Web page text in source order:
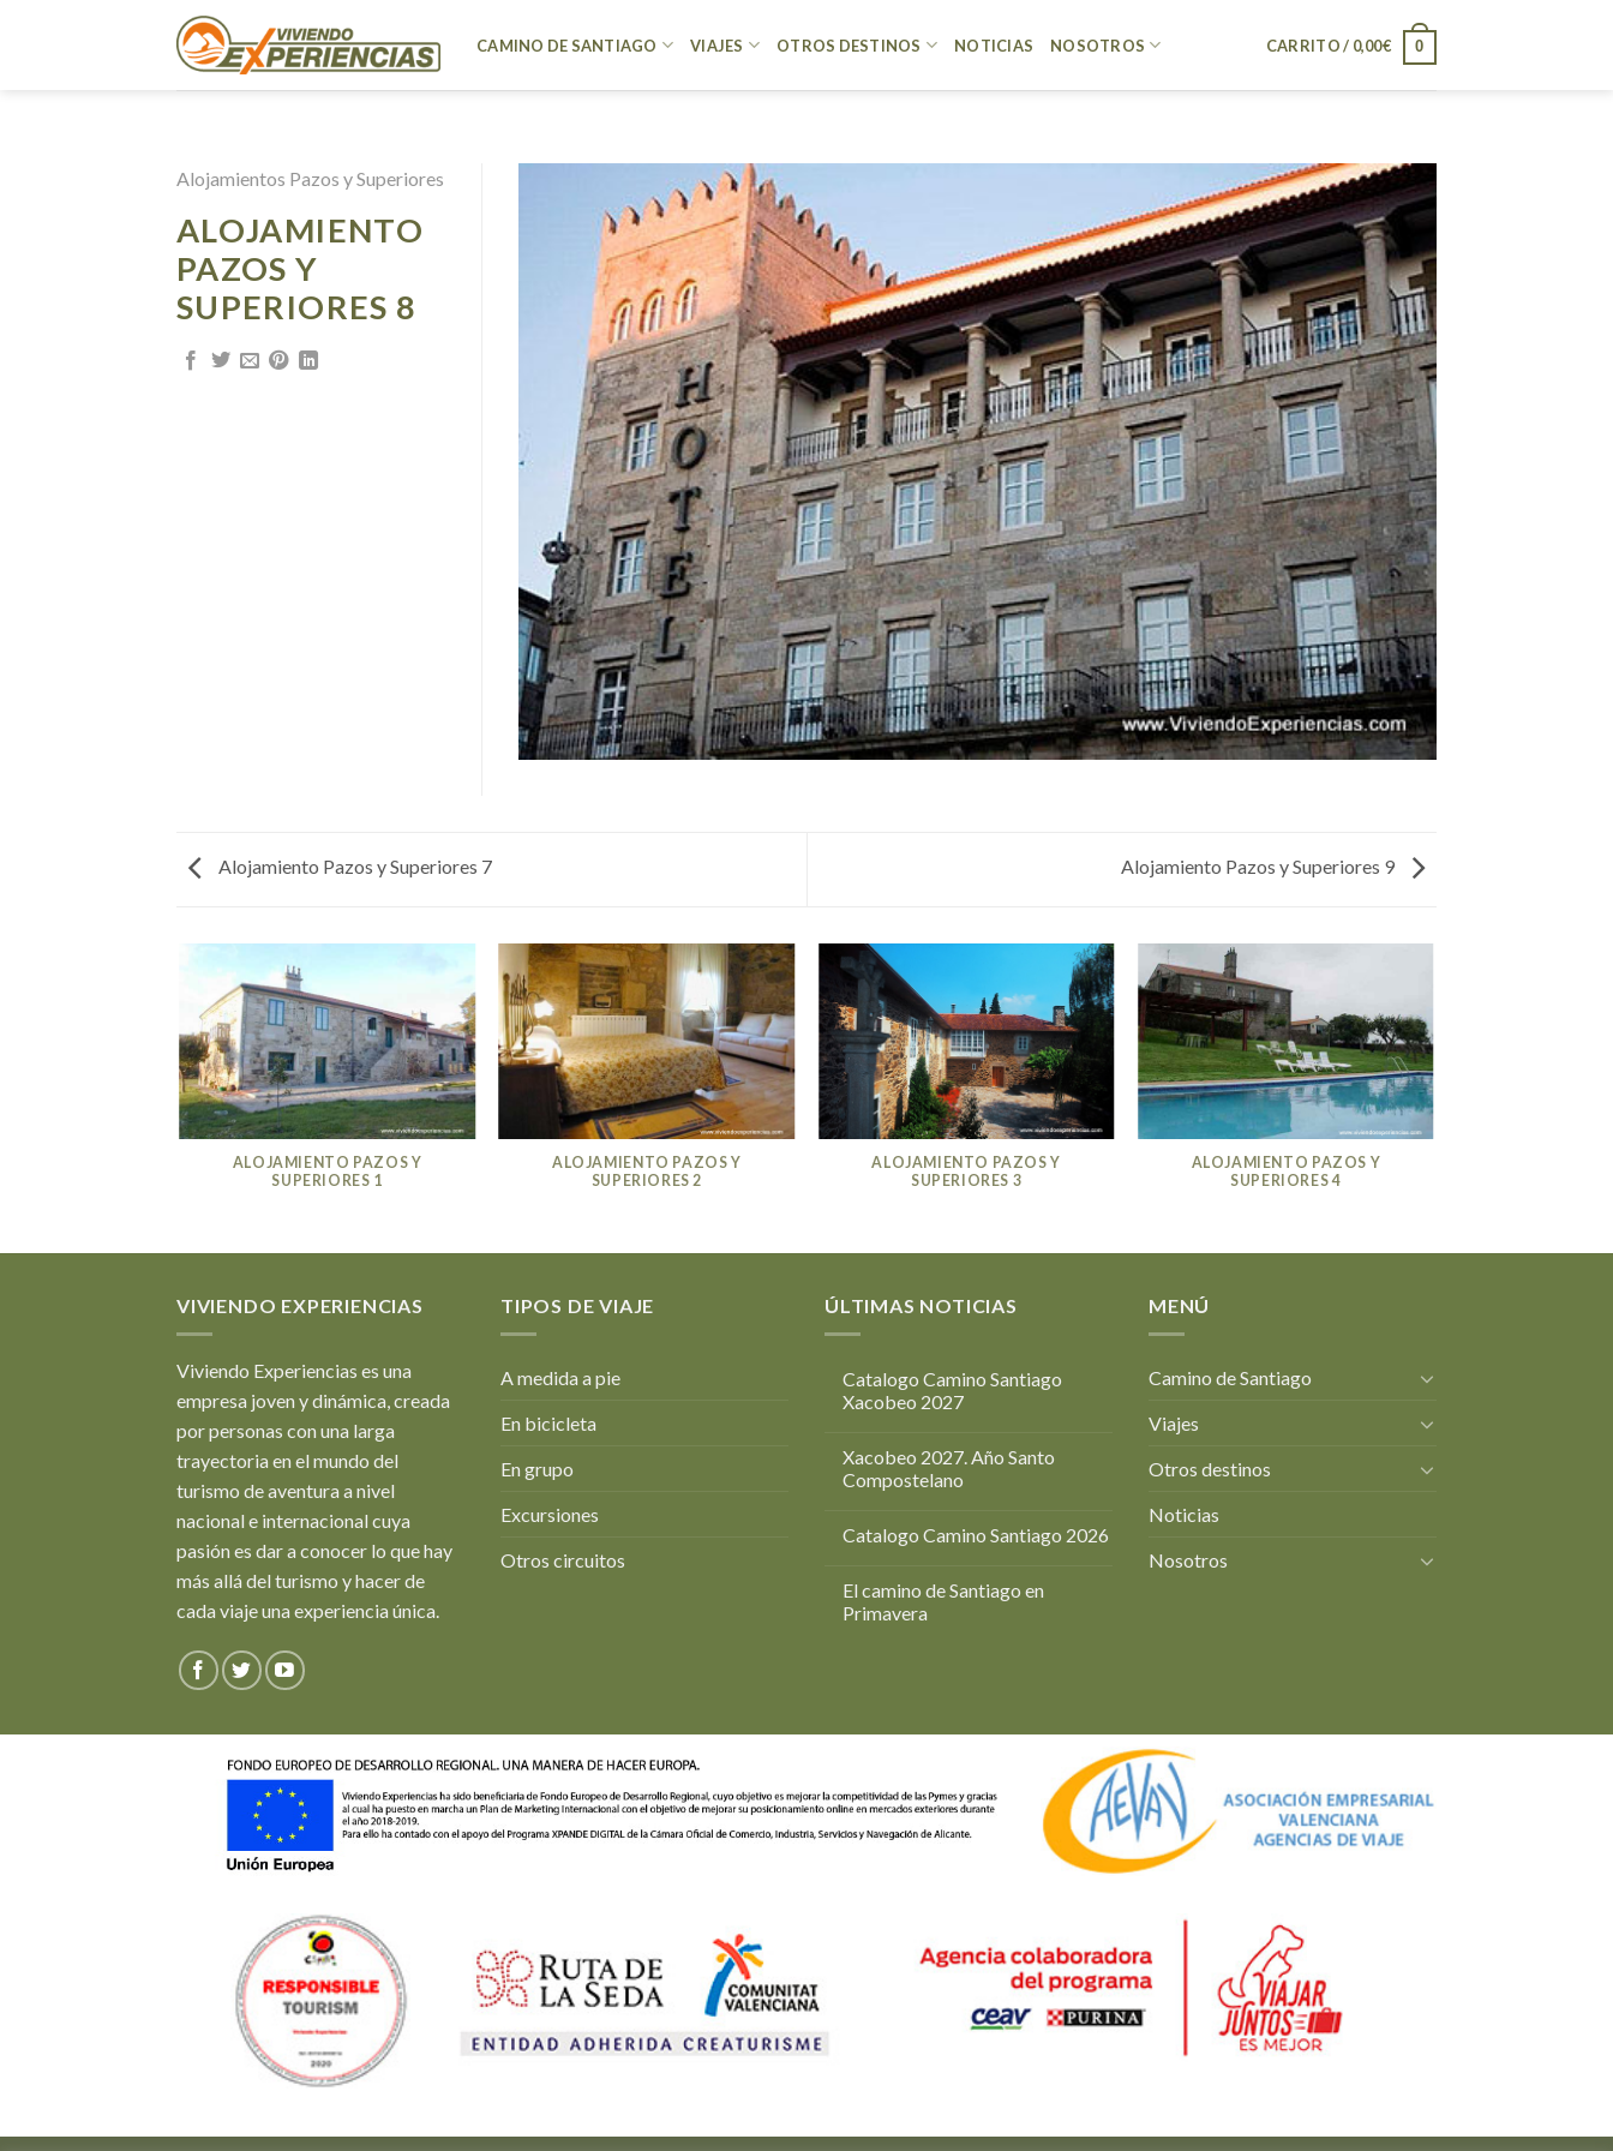
CAMINO DE SANTIAGO VIAJES OTROS DESTINOS NOTICIAS NOSOTROS CARRITO / 0,00€ 0
Alojamientos Pazos y Superiores
ALOJAMIENTO
PAZOS Y
SUPERIORES 8
Alojamiento Pazos y Superiores 7 Alojamiento Pazos y Superiores 9
ALOJAMIENTO PAZOS Y
SUPERIORES 1
ALOJAMIENTO PAZOS Y
SUPERIORES 2
ALOJAMIENTO PAZOS Y
SUPERIORES 3
ALOJAMIENTO PAZOS Y
SUPERIORES 4
VIVIENDO EXPERIENCIAS
Viviendo Experiencias es una
empresa joven y dinámica, creada
por personas con una larga
trayectoria en el mundo del
turismo de aventura a nivel
nacional e internacional cuya
pasión es dar a conocer lo que hay
más allá del turismo y hacer de
cada viaje una experiencia única.
TIPOS DE VIAJE
A medida a pie
En bicicleta
En grupo
Excursiones
Otros circuitos
ÚLTIMAS NOTICIAS
Catalogo Camino Santiago
Xacobeo 2027
Xacobeo 2027. Año Santo
Compostelano
Catalogo Camino Santiago 2026
El camino de Santiago en
Primavera
MENÚ
Camino de Santiago
Viajes
Otros destinos
Noticias
Nosotros